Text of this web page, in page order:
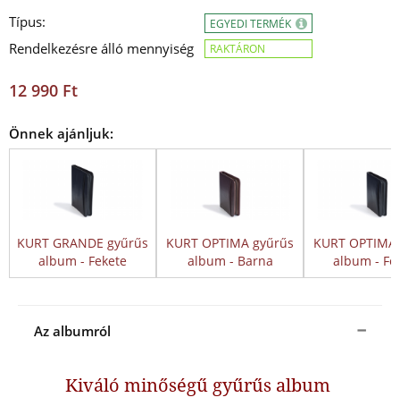
Típus:
Rendelkezésre álló mennyiség
EGYEDI TERMÉK
RAKTÁRON
12 990 Ft
Önnek ajánljuk:
KURT GRANDE gyűrűs
album - Fekete
KURT OPTIMA gyűrűs
album - Barna
KURT
album -
Az albumról
Kiváló minőségű gyűrűs album